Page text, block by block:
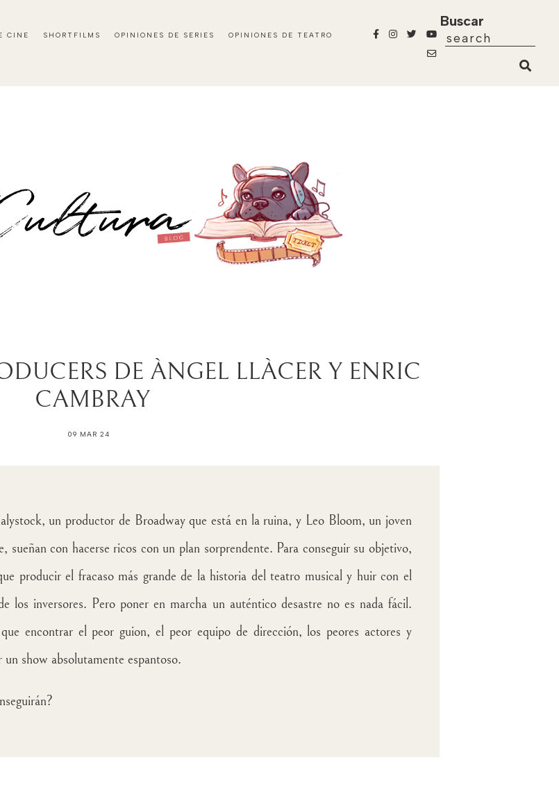
CINE SHORTFILMS OPINIONES DE SERIES
OPINIONES DE TEATRO
Buscar
DE ÀNGEL LLÀCER Y ENRIC
CAMBRAY
09 MAR 24
un productor de Broadway que está en la ruina, y Leo Bloom, un joven
sueñan con hacerse ricos con un plan sorprendente. Para conseguir su objetivo,
producir el fracaso más grande de la historia del teatro musical y huir con el
los inversores. Pero poner en marcha un auténtico desastre no es nada fácil.
encontrar el peor guion, el peor equipo de dirección, los peores actores y
un show absolutamente espantoso.